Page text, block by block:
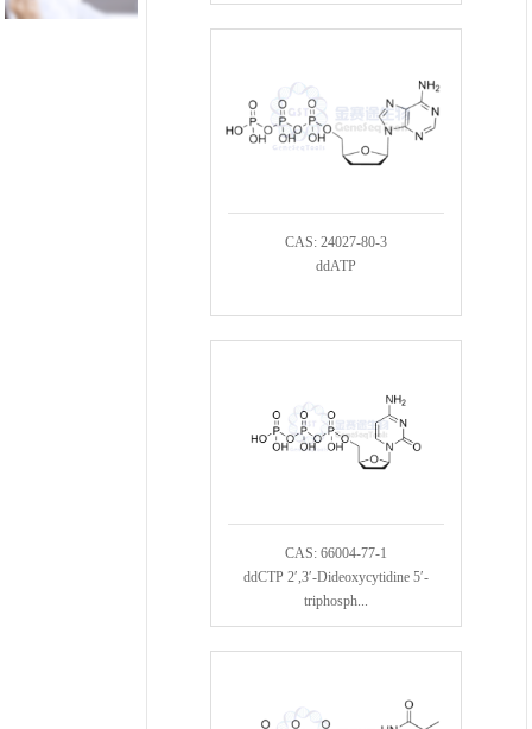
CAS: 24027-80-3
ddATP
CAS: 66004-77-1
ddCTP 2′,3′-Dideoxycytidine 5′-
triphosph...